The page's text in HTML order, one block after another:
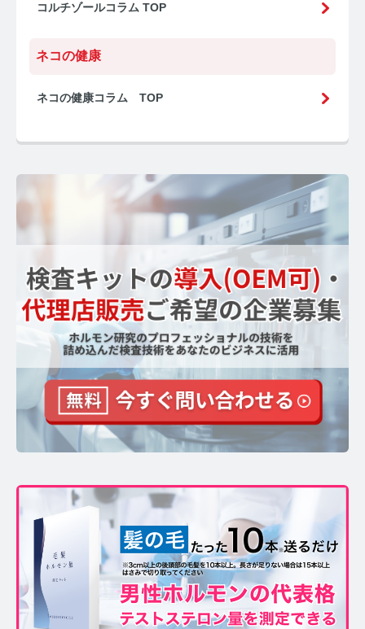
お問い合わせ
コルチゾールコラム TOP
ネコの健康
ネコの健康コラム TOP